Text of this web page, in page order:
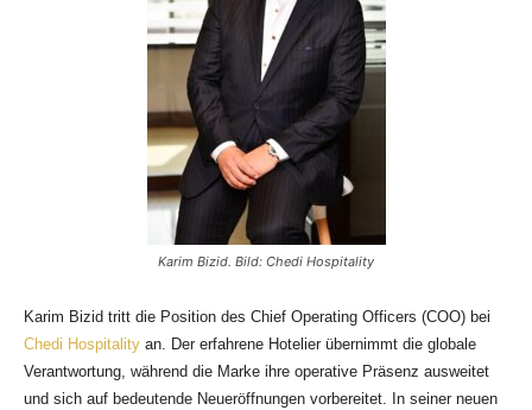
Karim Bizid. Bild: Chedi Hospitality
Karim Bizid tritt die Position des Chief Operating Officers (COO) bei
Chedi Hospitality an. Der erfahrene Hotelier übernimmt die globale
Verantwortung, während die Marke ihre operative Präsenz ausweitet
und sich auf bedeutende Neueröffnungen vorbereitet. In seiner neuen